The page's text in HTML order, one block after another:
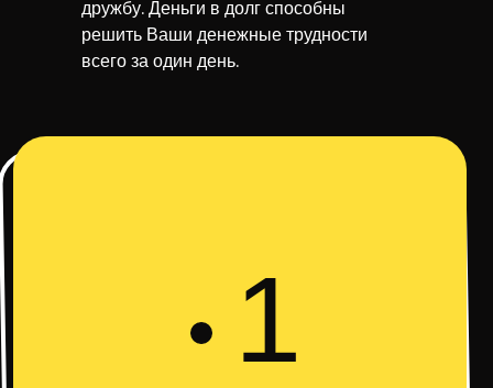
дружбу. Деньги в долг способны
решить Ваши денежные трудности
всего за один день.
1